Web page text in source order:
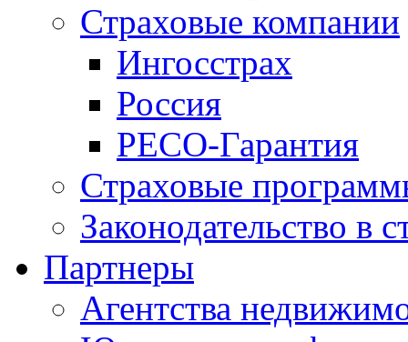
Страховые компании
Ингосстрах
Россия
РЕСО-Гарантия
Страховые
Законодательство в
Партнеры
Агентства